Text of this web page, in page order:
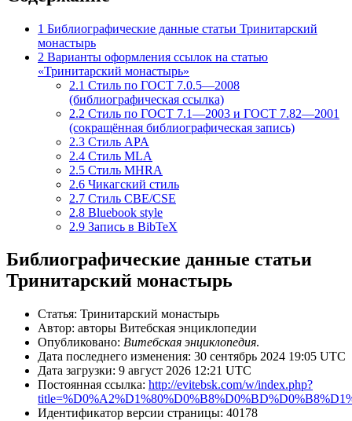
1 Библиографические данные статьи Тринитарский
монастырь
2 Варианты оформления ссылок на статью
«Тринитарский монастырь»
2.1 Стиль по ГОСТ 7.0.5—2008
(библиографическая ссылка)
2.2 Стиль по ГОСТ 7.1—2003 и ГОСТ 7.82—2001
(сокращённая библиографическая запись)
2.3 Стиль APA
2.4 Стиль MLA
2.5 Стиль MHRA
2.6 Чикагский стиль
2.7 Стиль CBE/CSE
2.8 Bluebook style
2.9 Запись в BibTeX
Библиографические данные статьи
Тринитарский монастырь
Статья: Тринитарский монастырь
Автор: авторы Витебская энциклопедии
Опубликовано: Витебская энциклопедия.
Дата последнего изменения: 30 сентябрь 2024 19:05 UTC
Дата загрузки: 9 август 2026 12:21 UTC
Постоянная ссылка: http://evitebsk.com/w/index.php?
Идентификатор версии страницы: 40178